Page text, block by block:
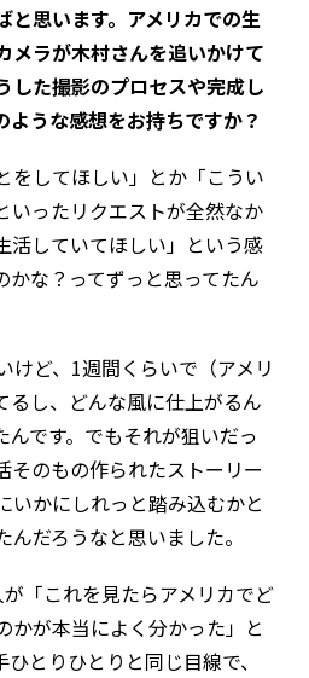
と思います。アメリカでの生
メラが木村さんを追いかけて
した撮影のプロセスや完成し
ような感想をお持ちですか？
をしてほしい」とか「こうい
いったリクエストが全然なか
活していてほしい」という感
かな？ってずっと思ってたん
けど、1週間くらいで（アメリ
るし、どんな風に仕上がるん
んです。でもそれが狙いだっ
のもの――作られたストーリー
いかにしれっと踏み込むかと
だろうなと思いました。
が「これを見たらアメリカでど
かが本当によく分かった」と
とりひとりと同じ目線で、